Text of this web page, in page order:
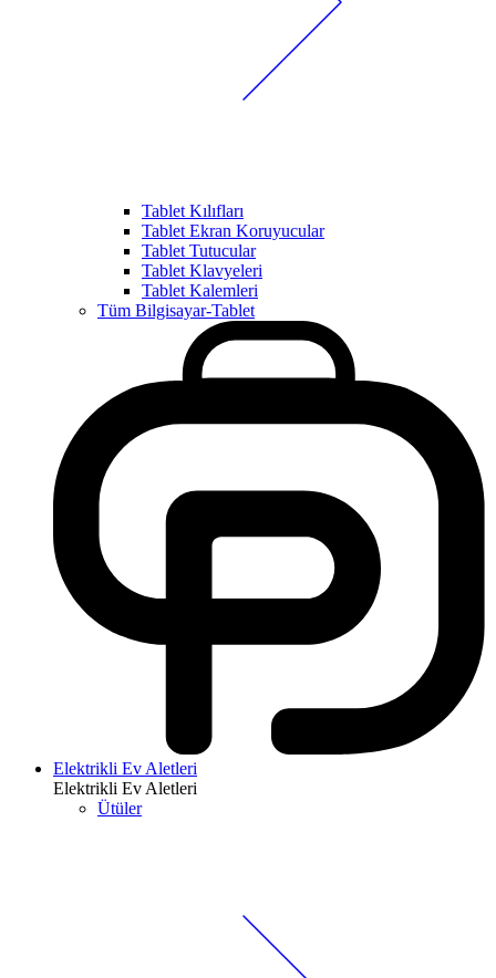
Tablet Kılıfları
Tablet Ekran Koruyucular
Tablet Tutucular
Tablet Klavyeleri
Tablet Kalemleri
Tüm Bilgisayar-Tablet
Elektrikli Ev Aletleri
Elektrikli Ev Aletleri
Ütüler